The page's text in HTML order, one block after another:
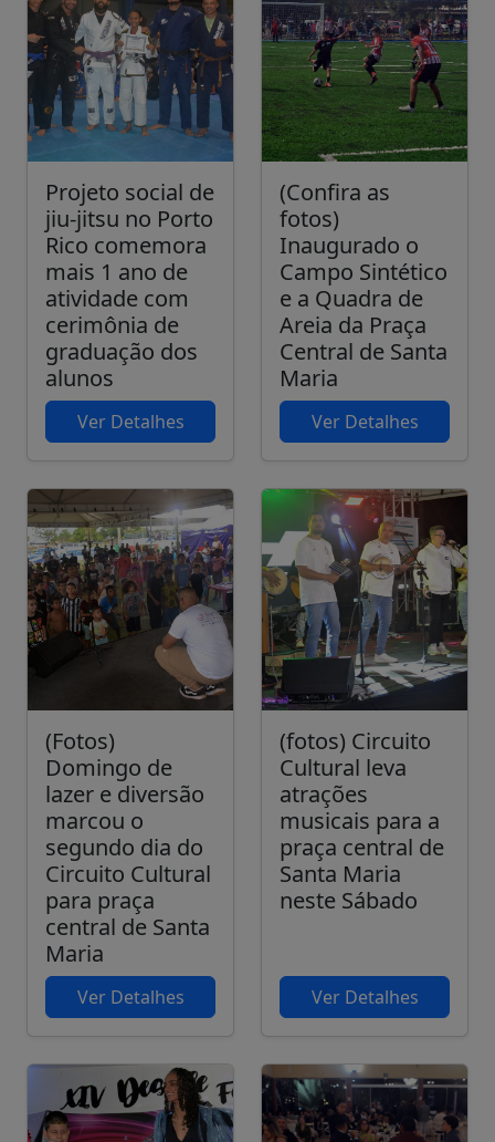
Projeto social de
jiu-jitsu no Porto
Rico comemora
mais 1 ano de
atividade com
cerimônia de
graduação dos
alunos
Ver Detalhes
(Confira as
fotos)
Inaugurado o
Campo Sintético
e a Quadra de
Areia da Praça
Central de Santa
Maria
Ver Detalhes
(Fotos)
Domingo de
lazer e diversão
marcou o
segundo dia do
Circuito Cultural
para praça
central de Santa
Maria
Ver Detalhes
(fotos) Circuito
Cultural leva
atrações
musicais para a
praça central de
Santa Maria
neste Sábado
Ver Detalhes